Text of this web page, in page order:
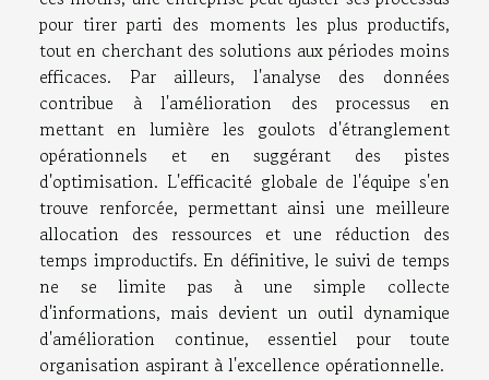
pour tirer parti des moments les plus productifs,
tout en cherchant des solutions aux périodes moins
efficaces. Par ailleurs, l'analyse des données
contribue à l'amélioration des processus en
mettant en lumière les goulots d'étranglement
opérationnels et en suggérant des pistes
d'optimisation. L'efficacité globale de l'équipe s'en
trouve renforcée, permettant ainsi une meilleure
allocation des ressources et une réduction des
temps improductifs. En définitive, le suivi de temps
ne se limite pas à une simple collecte
d'informations, mais devient un outil dynamique
d'amélioration continue, essentiel pour toute
organisation aspirant à l'excellence opérationnelle.